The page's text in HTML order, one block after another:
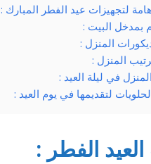
لتجهيزات عيد الفطر المبارك :
بمدخل البيت :
المنزل :
المنزل :
في ليلة العيد :
لتقديمها في يوم العيد :
الفطر :